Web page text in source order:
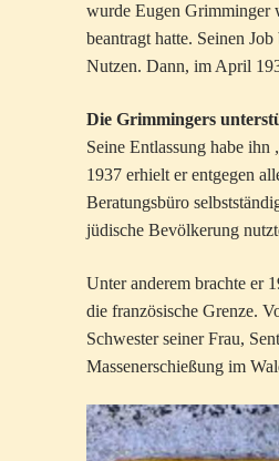
wurde Eugen Grimminger
beantragt hatte. Seinen
Nutzen. Dann, im April
Die Grimmingers
Seine Entlassung habe ihn
1937 erhielt er entgegen
Beratungsbüro
jüdische Bevölkerung
Unter anderem brachte er
die französische Grenze.
Schwester seiner Frau,
Massenerschießung im